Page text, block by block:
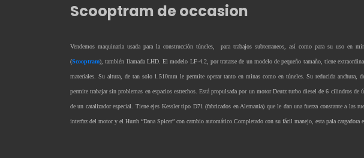
Scooptram de occasion
Vendemos maquinaria usada para la construcción túneles, para trabajos subterraneos, así como para su uso en
(Scooptram), también llamada LHD.El modelo LF-4.2, por tratarse de un modelo de pequeño tamaño, tiene
materiales. Su altura, de tan solo 1.510mm le permite operar tanto en minas como en túneles. Su reducida anchura,
permite trabajar sin problemas en espacios estrechos. Está propulsada por un motor Deutz turbo diesel de 6 cilindros
de un catalizador especial. Tiene ejes Kessler tipo D71 (fabricados en Alemania) que le dan una fuerza constante a las
interfaz del motor y el Hurth “Dana Spicer” con cambio automático. Completado con su fácil manejo, esta pala cargadora